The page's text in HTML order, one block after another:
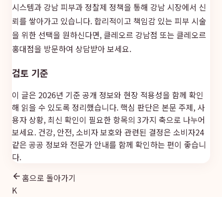
시스템과 강남 피부과 정찰제 정책을 통해 강남 시장에서 신
뢰를 쌓아가고 있습니다. 합리적이고 책임감 있는 피부 시술
을 위한 선택을 원하신다면, 클레오르 강남점 또는 클레오르
홍대점을 방문하여 상담받아 보세요.
검토 기준
이 글은 2026년 기준 공개 정보와 현장 적용성을 함께 확인
해 읽을 수 있도록 정리했습니다. 핵심 판단은 본문 주제, 사
용자 상황, 최신 확인이 필요한 항목의 3가지 축으로 나누어
보세요. 건강, 안전, 소비자 보호와 관련된 결정은 소비자24
같은 공공 정보와 전문가 안내를 함께 확인하는 편이 좋습니
다.
홈으로 돌아가기
K